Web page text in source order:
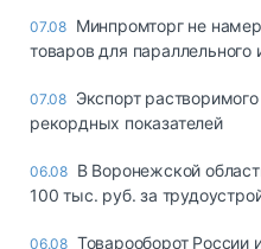
07.08 Минпромторг не
товаров для параллельного
07.08 Экспорт
рекордных показателей
06.08 В Воронежской
100 тыс. руб. за
06.08 Товарооборот России